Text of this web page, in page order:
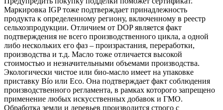
Маркировка IGP тоже подтверждает принадлежность
продукта к определенному региону, включенному в реестр
сельхозпродукции. Отличием от DOP является факт
подтверждения не всего производственного цикла, а одной
либо нескольких его фаз – произрастания, переработки,
производства и т.д. Масло тоже отличается высокой
стоимостью и незначительными объемами производства.
Экологически чистое или био-масло имеет на упаковке
приставку Bío или Eco. Она подтверждает факт соблюдения
производственного регламента, в рамках которого запрещено
применение любых искусственных добавок и ГМО.
Обработка земли и деревьев производится строго с